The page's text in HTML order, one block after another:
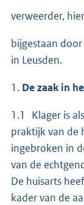
verweerder,
bijgestaan door
in Leusden.
1. De zaak in
1.1 Klager is
praktijk van de
ingebroken in
van de
De huisarts
kader van de